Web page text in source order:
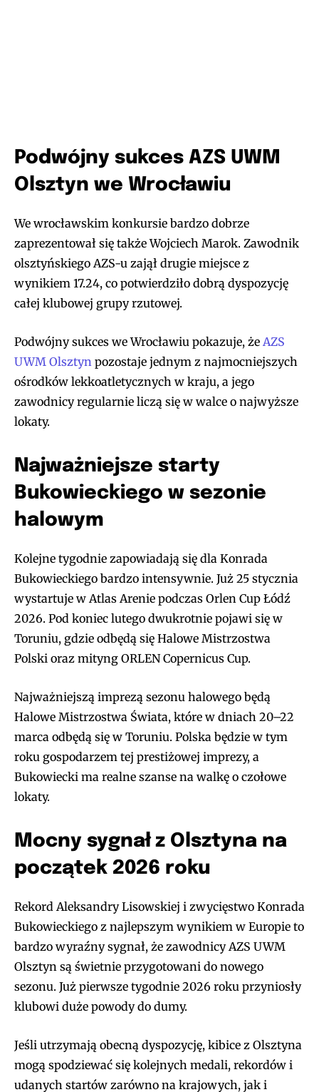
Podwójny sukces AZS UWM
Olsztyn we Wrocławiu
We wrocławskim konkursie bardzo dobrze
zaprezentował się także Wojciech Marok. Zawodnik
olsztyńskiego AZS-u zajął drugie miejsce z
wynikiem 17.24, co potwierdziło dobrą dyspozycję
całej klubowej grupy rzutowej.
Podwójny sukces we Wrocławiu pokazuje, że AZS
UWM Olsztyn pozostaje jednym z najmocniejszych
ośrodków lekkoatletycznych w kraju, a jego
zawodnicy regularnie liczą się w walce o najwyższe
lokaty.
Najważniejsze starty
Bukowieckiego w sezonie
halowym
Kolejne tygodnie zapowiadają się dla Konrada
Bukowieckiego bardzo intensywnie. Już 25 stycznia
wystartuje w Atlas Arenie podczas Orlen Cup Łódź
2026. Pod koniec lutego dwukrotnie pojawi się w
Toruniu, gdzie odbędą się Halowe Mistrzostwa
Polski oraz mityng ORLEN Copernicus Cup.
Najważniejszą imprezą sezonu halowego będą
Halowe Mistrzostwa Świata, które w dniach 20–22
marca odbędą się w Toruniu. Polska będzie w tym
roku gospodarzem tej prestiżowej imprezy, a
Bukowiecki ma realne szanse na walkę o czołowe
lokaty.
Mocny sygnał z Olsztyna na
początek 2026 roku
Rekord Aleksandry Lisowskiej i zwycięstwo Konrada
Bukowieckiego z najlepszym wynikiem w Europie to
bardzo wyraźny sygnał, że zawodnicy AZS UWM
Olsztyn są świetnie przygotowani do nowego
sezonu. Już pierwsze tygodnie 2026 roku przyniosły
klubowi duże powody do dumy.
Jeśli utrzymają obecną dyspozycję, kibice z Olsztyna
mogą spodziewać się kolejnych medali, rekordów i
udanych startów zarówno na krajowych, jak i